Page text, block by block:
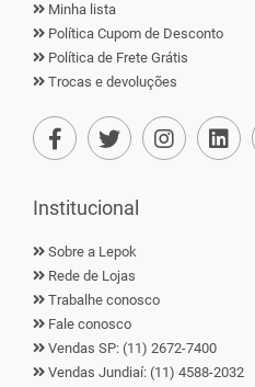
Minha lista
Política Cupom de Desconto
Política de Frete Grátis
Trocas e devoluções
Institucional
Sobre a Lepok
Rede de Lojas
Trabalhe conosco
Fale conosco
Vendas SP: (11) 2672-7400
Vendas Jundiaí: (11) 4588-2032